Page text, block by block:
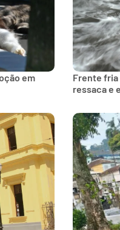
em
Frente fria
ressaca e